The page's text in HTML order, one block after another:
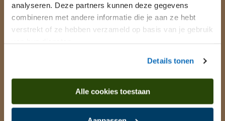
analyseren. Deze partners kunnen deze gegevens
combineren met andere informatie die je aan ze hebt
verstrekt of ze hebben verzameld op basis van je gebruik
Details tonen
Alle cookies toestaan
Openingstijden
Praktische links